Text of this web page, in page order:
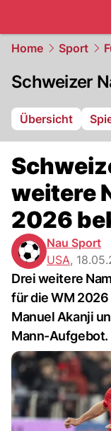
Home Sport
Schweizer
Übersicht
weitere
2026
Nau Sport
USA,
Drei weitere
für die WM
Manuel Akanji
Mann-Aufgebot.